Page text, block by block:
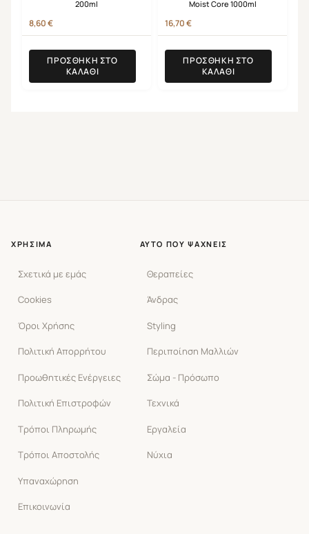
200ml
8,60€
ΠΡΟΣΘΉΚΗ ΣΤΟ
ΚΑΛΆΘΙ
Moist Core 1000ml
16,70€
ΠΡΟΣΘΉΚΗ ΣΤΟ
ΚΑΛΆΘΙ
ΧΡΉΣΙΜΑ
Σχετικά με εμάς
Cookies
Όροι Χρήσης
Πολιτική Απορρήτου
Προωθητικές Ενέργειες
Πολιτική Επιστροφών
Τρόποι Πληρωμής
Τρόποι Αποστολής
Υπαναχώρηση
Επικοινωνία
ΑΥΤΌ ΠΟΥ ΨΆΧΝΕΙΣ
Θεραπείες
Άνδρας
Styling
Περιποίηση Μαλλιών
Σώμα - Πρόσωπο
Τεχνικά
Εργαλεία
Νύχια